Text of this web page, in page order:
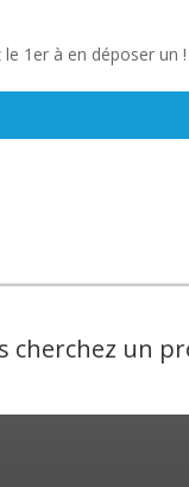
1er à en déposer un !
cherchez un